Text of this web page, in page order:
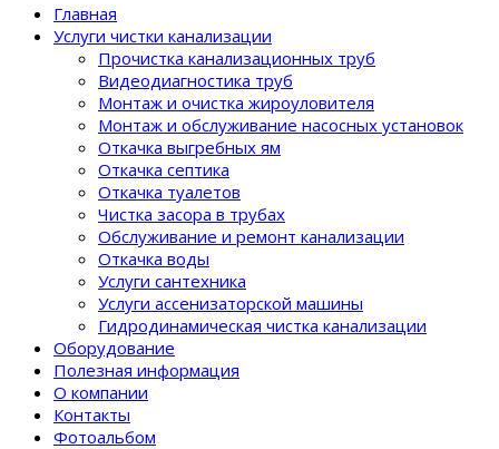
Главная
Услуги чистки канализации
Прочистка канализационных труб
Видеодиагностика труб
Монтаж и очистка жироуловителя
Монтаж и обслуживание насосных установок
Откачка выгребных ям
Откачка септика
Откачка туалетов
Чистка засора в трубах
Обслуживание и ремонт канализации
Откачка воды
Услуги сантехника
Услуги ассенизаторской машины
Гидродинамическая чистка канализации
Оборудование
Полезная информация
О компании
Контакты
Фотоальбом